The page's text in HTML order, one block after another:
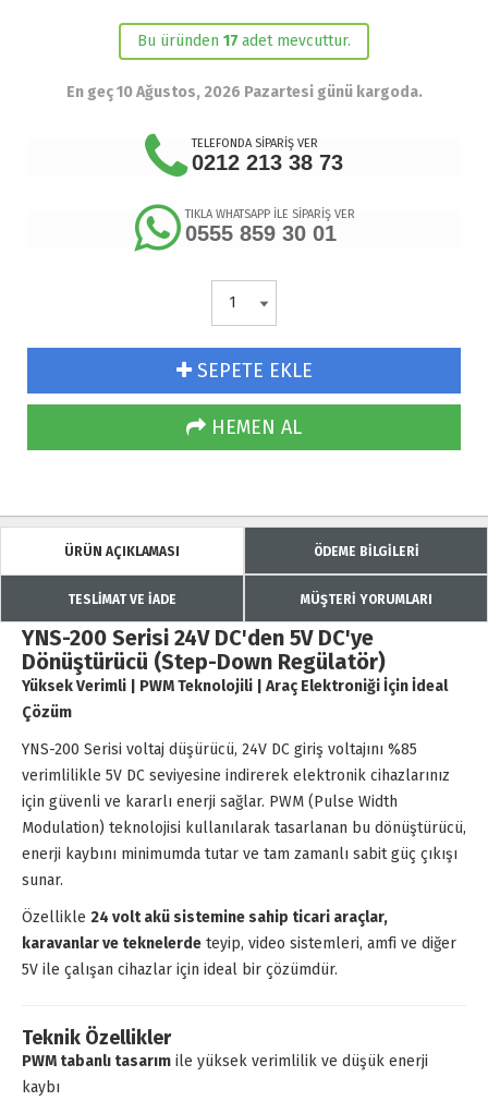
Bu üründen 17 adet mevcuttur.
En geç 10 Ağustos, 2026 Pazartesi günü kargoda.
TELEFONDA SİPARİŞ VER
0212 213 38 73
TIKLA WHATSAPP İLE SİPARİŞ VER
0555 859 30 01
SEPETE EKLE
HEMEN AL
ÜRÜN AÇIKLAMASI ÖDEME BİLGİLERİ
TESLİMAT VE İADE MÜŞTERİ YORUMLARI
YNS-200 Serisi 24V DC'den 5V DC'ye
Dönüştürücü (Step-Down Regülatör)
Yüksek Verimli | PWM Teknolojili | Araç Elektroniği İçin İdeal
Çözüm
YNS-200 Serisi voltaj düşürücü, 24V DC giriş voltajını %85
verimlilikle 5V DC seviyesine indirerek elektronik cihazlarınız
için güvenli ve kararlı enerji sağlar. PWM (Pulse Width
Modulation) teknolojisi kullanılarak tasarlanan bu dönüştürücü,
enerji kaybını minimumda tutar ve tam zamanlı sabit güç çıkışı
sunar.
Özellikle 24 volt akü sistemine sahip ticari araçlar,
karavanlar ve teknelerde teyip, video sistemleri, amfi ve diğer
5V ile çalışan cihazlar için ideal bir çözümdür.
Teknik Özellikler
PWM tabanlı tasarım ile yüksek verimlilik ve düşük enerji
kaybı